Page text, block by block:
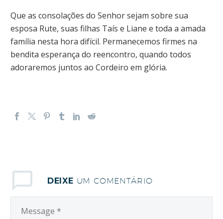
Que as consolações do Senhor sejam sobre sua
esposa Rute, suas filhas Taís e Liane e toda a amada
família nesta hora difícil. Permanecemos firmes na
bendita esperança do reencontro, quando todos
adoraremos juntos ao Cordeiro em glória.
DEIXE UM COMENTÁRIO